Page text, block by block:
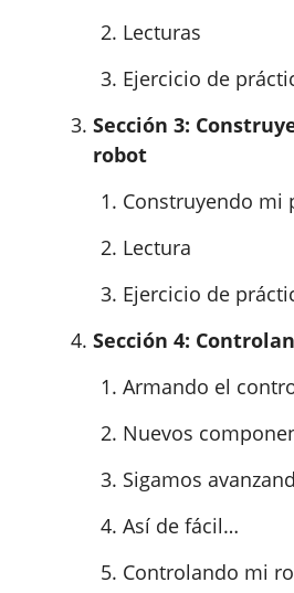
Lecturas
Ejercicio de
Sección 3:
robot
Construyendo mi
Lectura
Ejercicio de
Sección 4:
Armando el
Nuevos
Sigamos
Así de fácil…
Controlando mi